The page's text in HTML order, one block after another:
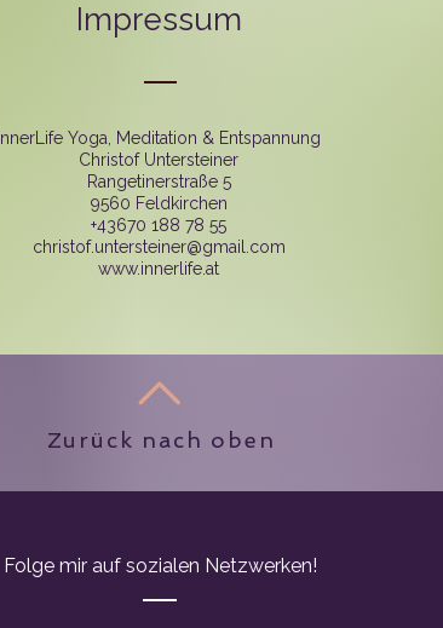
Impressum
InnerLife Yoga, Meditation & Entspannung
Christof Untersteiner
Rangetinerstraße 5
9560 Feldkirchen
+43670 188 78 55
christof.untersteiner@gmail.com
www.innerlife.at
Zurück nach oben
Folge mir auf sozialen Netzwerken!